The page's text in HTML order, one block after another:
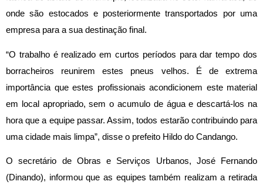
onde são estocados e posteriormente transportados por uma
empresa para a sua destinação final.
“O trabalho é realizado em curtos períodos para dar tempo dos
borracheiros reunirem estes pneus velhos. É de extrema
importância que estes profissionais acondicionem este material
em local apropriado, sem o acumulo de água e descartá-los na
hora que a equipe passar. Assim, todos estarão contribuindo para
uma cidade mais limpa”, disse o prefeito Hildo do Candango.
O secretário de Obras e Serviços Urbanos, José Fernando
(Dinando), informou que as equipes também realizam a retirada